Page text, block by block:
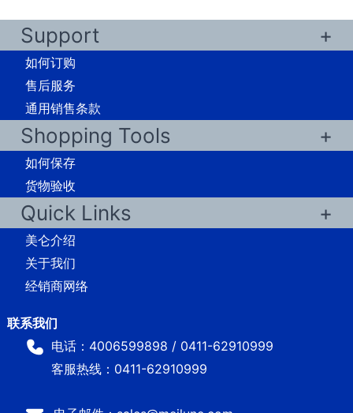
Support
如何订购
售后服务
通用销售条款
Shopping Tools
如何保存
货物验收
Quick Links
美仑介绍
关于我们
经销商网络
电话：4006599898 / 0411-62910999
客服热线：0411-62910999